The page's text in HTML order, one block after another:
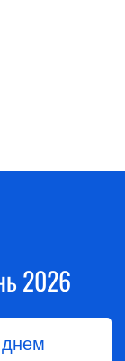
2026
днем